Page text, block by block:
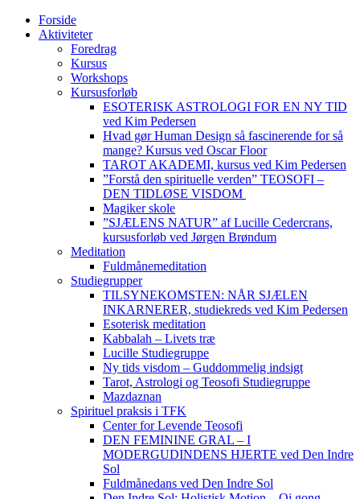
Forside
Aktiviteter
Foredrag
Kursus
Workshops
Kursusforløb
ESOTERISK ASTROLOGI FOR EN NY TID
ved Kim Pedersen
Hvad gør Human Design så fascinerende for så
mange? Kursus ved Oscar Floor
TAROT AKADEMI, kursus ved Kim Pedersen
”Forstå den spirituelle verden” TEOSOFI –
DEN TIDLØSE VISDOM
Magiker skole
”SJÆLENS NATUR” af Lucille Cedercrans,
kursusforløb ved Jørgen Brøndum
Meditation
Fuldmånemeditation
Studiegrupper
TILSYNEKOMSTEN: NÅR SJÆLEN
INKARNERER, studiekreds ved Kim Pedersen
Esoterisk meditation
Kabbalah – Livets træ
Lucille Studiegruppe
Ny tids visdom – Guddommelig indsigt
Tarot, Astrologi og Teosofi Studiegruppe
Mazdaznan
Spirituel praksis i TFK
Center for Levende Teosofi
DEN FEMININE GRAL – I
MODERGUDINDENS HJERTE ved Den Indre
Sol
Fuldmånedans ved Den Indre Sol